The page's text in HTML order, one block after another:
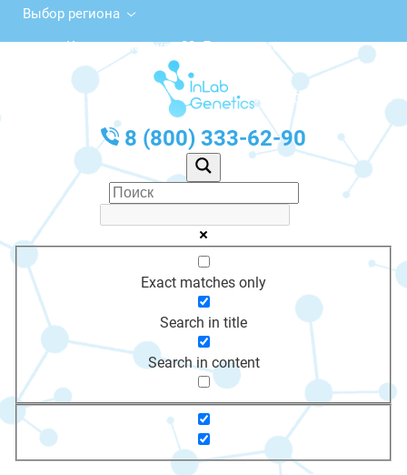
Выбор региона
Калининская ул., 22, Лесозаводск
с 10:00 до 20:00
График работы: Пн-Пт с 10:00 до 20:00
8 (800) 333-62-90
Exact matches only
Search in title
Search in content